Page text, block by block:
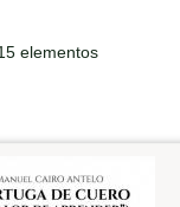
elementos